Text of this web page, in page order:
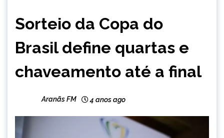
NOTÍCIAS
Sorteio da Copa do
Brasil define quartas e
chaveamento até a final
Aranãs FM 4 anos ago